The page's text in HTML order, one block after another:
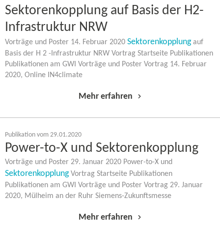
Sektorenkopplung auf Basis der H2-​
Infrastruktur NRW
Vorträge und Poster 14. Februar 2020 Sektorenkopplungauf
Basis der H 2 -​Infrastruktur NRW Vortrag Startseite Publikationen
Publikationen am GWI Vorträge und Poster Vortrag 14. Februar
2020, Online IN4climate
Mehr erfahren
Publikation vom 29.01.2020
Power-​to-X und Sektorenkopplung
Vorträge und Poster 29. Januar 2020 Power-​to-X und
SektorenkopplungVortrag Startseite Publikationen
Publikationen am GWI Vorträge und Poster Vortrag 29. Januar
2020, Mülheim an der Ruhr Siemens-​Zukunftsmesse
Mehr erfahren